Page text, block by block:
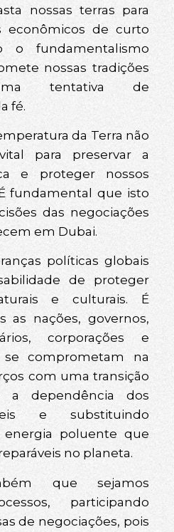
nossas terras para
econômicos de curto
o fundamentalismo
nossas tradições
tentativa de
fé.
da Terra não
para preservar a
e proteger nossos
fundamental que isto
das negociações
em Dubai.
políticas globais
de proteger
e culturais. É
as nações, governos,
corporações e
se comprometam na
com uma transição
a dependência dos
e substituindo
poluente que
no planeta.
que sejamos
participando
de negociações, pois